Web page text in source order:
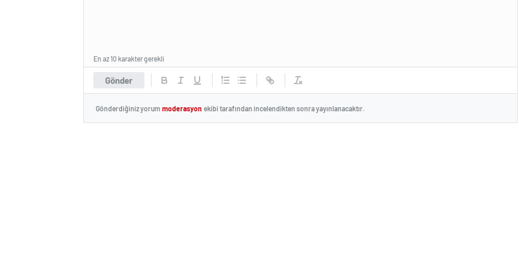
Gönder
En az 10 karakter gerekli
Gönderdiğiniz yorum moderasyon ekibi tarafından incelendikten sonra yayınlanacaktır.